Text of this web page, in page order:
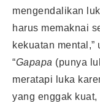
mengendalikan
harus memaknai
kekuatan mental,”
“Gapapa (punya
meratapi luka
yang enggak